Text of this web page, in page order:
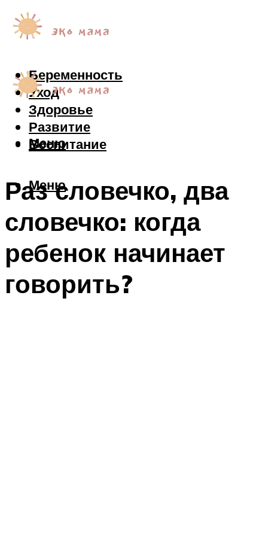
Беременность
Уход
Здоровье
Развитие
Воспитание
Меню
Меню
Раз словечко, два
словечко: когда
ребенок начинает
говорить?